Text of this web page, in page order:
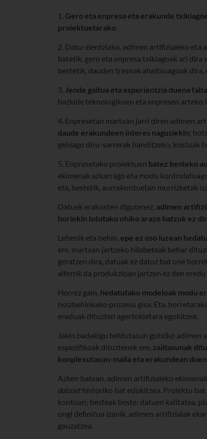
1. Gero eta enpresa eta erakunde
proiektuetarako
2. Datu-zientziako, adimen artifizialeko eta
batetik, gero eta enpresa txikiagoak ari dira
bestetik, dauden tresnak ahaltsuagoak
3. Jende gaitua eta esperientzia duena falta
bazkide teknologikoen eta enpresen arteko
4. Enpresetan martxan jarri diren adimen
daude erakundeen interes nagusiekin;
gehiago diru-sarrerak handitzeko, kostuak
5. Enpresetako proiektuen batez besteko
ekimenak azkarrago eta modu
eta, bestetik, aurrekontuetan murrizketak
Datuek erakusten digutenez, adimen
horiekin lotutako ohiko arazo batzuk ez
Lehenik eta behin, epe ez oso luzean
ere, martxan jartzeko hilabeteak behar
geratzen dira, datuak ez datoz bat une
alferrik da produkzioan jartzen ez den
Horrez gain, hedatutako modeloak modu
noizbehinkako prozesu gisa. Eta,
ereduak dituzten agertokietara egokitzea.
Jakin badakigu heldutasun gutxiko adimen
espezifikoak dituztenek ere, zailtasunak
konplexutasun-maila eta erakundean
Azken batean, adimen artifizialeko
dataset historiko bat edukitzea. Proiektu bat
kontuan; besteak beste: datuen kalitatea,
ongi definitua izanik, adimen artifizialak
gauzatzea.